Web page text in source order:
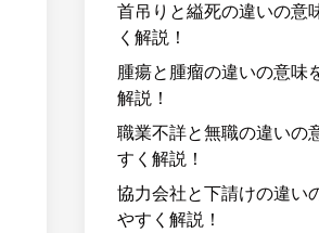
首吊りと縊死の違いの意
く解説！
腫瘍と腫瘤の違いの意味
解説！
職業不詳と無職の違いの
すく解説！
協力会社と下請けの違い
やすく解説！